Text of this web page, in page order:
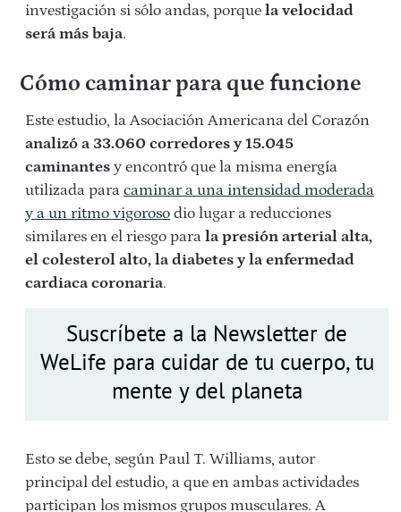
investigación si sólo andas, porque la velocidad
será más baja.
Cómo caminar para que funcione
Este estudio, la Asociación Americana del Corazón
analizó a 33.060 corredores y 15.045
caminantes y encontró que la misma energía
utilizada para caminar a una intensidad moderada
y a un ritmo vigoroso dio lugar a reducciones
similares en el riesgo para la presión arterial alta,
el colesterol alto, la diabetes y la enfermedad
cardiaca coronaria.
Suscríbete a la Newsletter de
WeLife para cuidar de tu cuerpo, tu
mente y del planeta
Esto se debe, según Paul T. Williams, autor
principal del estudio, a que en ambas actividades
participan los mismos grupos musculares. A